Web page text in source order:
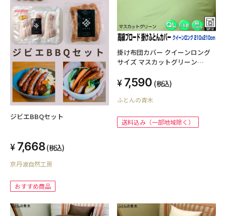
ジビエBBQセット
7,668 (税込)
京丹波自然工房
おすすめ商品
掛け布団カバー クイーンロング
サイズ マスカットグリーン
ブロード オールシーズン 洗える
ウォッシャブル 洗濯可能 ファス
ナー SWING COLOR 国産生地 自
イーンサイズ cotton 蒲団カバー
天然繊維 cover オリジナル ハン
7,590 (税込)
ふとんの青木
送料込み（一部地域除く）